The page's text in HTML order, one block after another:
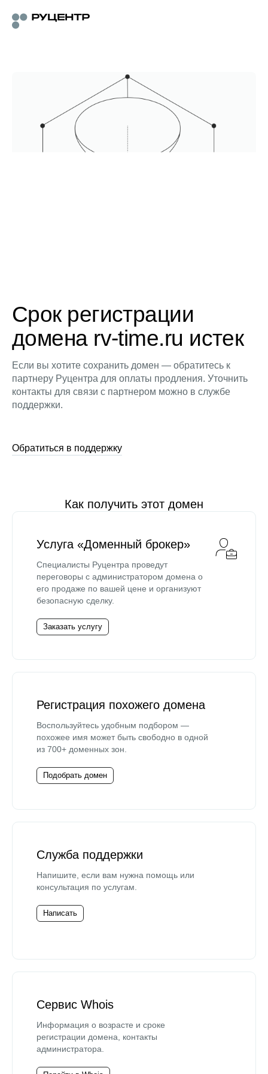
Срок регистрации
домена rv-time.ru истек
Если вы хотите сохранить домен — обратитесь к
партнеру Руцентра для оплаты продления. Уточнить
контакты для связи с партнером можно в службе
поддержки.
Обратиться в поддержку
Как получить этот домен
Услуга «Доменный брокер»
Специалисты Руцентра проведут
переговоры с администратором домена о
его продаже по вашей цене и организуют
безопасную сделку.
Заказать услугу
Регистрация похожего домена
Воспользуйтесь удобным подбором —
похожее имя может быть свободно в одной
из 700+ доменных зон.
Подобрать домен
Служба поддержки
Напишите, если вам нужна помощь или
консультация по услугам.
Написать
Сервис Whois
Информация о возрасте и сроке
регистрации домена, контакты
администратора.